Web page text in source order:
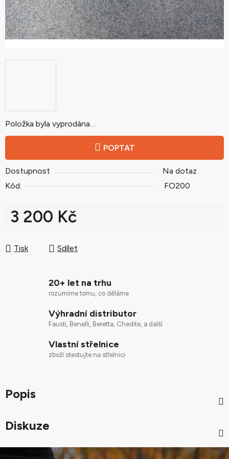
Položka byla vyprodána…
POPTAT
Dostupnost
Na dotaz
Kód:
FO200
3 200 Kč
Tisk
Sdílet
20+ let na trhu
rozumíme tomu, co děláme
Výhradní distributor
Fausti, Benelli, Beretta, Chedite, a další
Vlastní střelnice
zboží otestujte na střelnici
Popis
Diskuze